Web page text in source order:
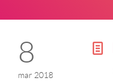
8
mar 2018
g